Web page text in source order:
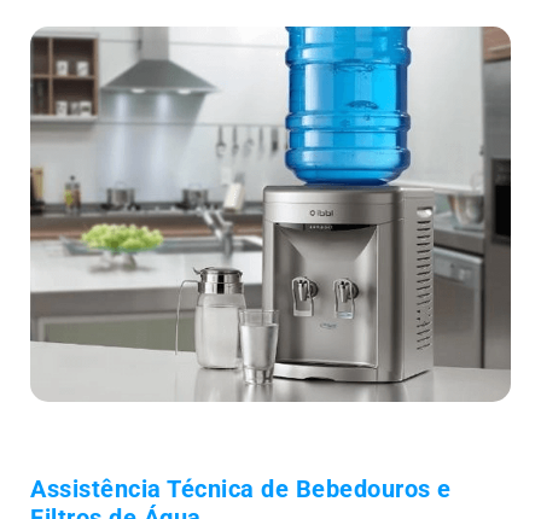
Assistência Técnica de Bebedouros e